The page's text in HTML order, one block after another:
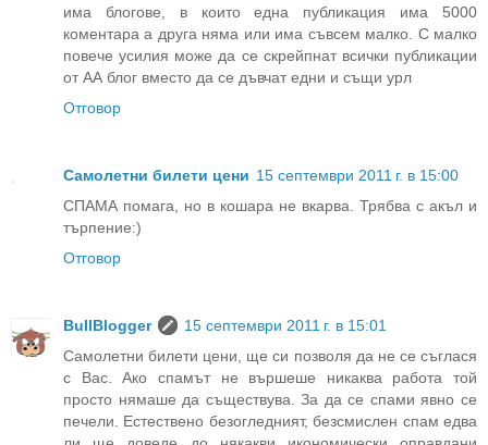
има блогове, в които една публикация има 5000
коментара а друга няма или има съвсем малко. С малко
повече усилия може да се скрейпнат всички публикации
от АА блог вместо да се дъвчат едни и същи урл
Отговор
Самолетни билети цени 15 септември 2011 г. в 15:00
СПАМА помага, но в кошара не вкарва. Трябва с акъл и
търпение:)
Отговор
BullBlogger
15 септември 2011 г. в 15:01
Самолетни билети цени, ще си позволя да не се съглася
с Вас. Ако спамът не вършеше никаква работа той
просто нямаше да съществува. За да се спами явно се
печели. Естествено безогледният, безсмислен спам едва